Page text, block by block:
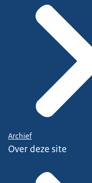
Archief
Over deze site